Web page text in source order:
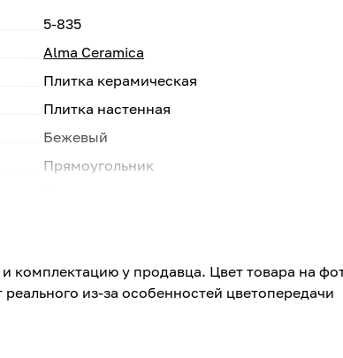
5-835
Alma Ceramica
Плитка керамическая
Плитка настенная
Бежевый
Прямоугольник
500
комплектацию у продавца. Цвет товара на
из-за особенностей цветопередачи